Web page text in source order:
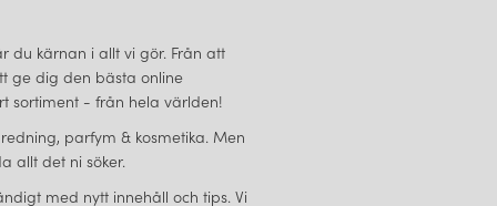
du kärnan i allt vi gör. Från att
ge dig den bästa online
sortiment - från hela världen!
parfym & kosmetika. Men
allt det ni söker.
med nytt innehåll och tips. Vi